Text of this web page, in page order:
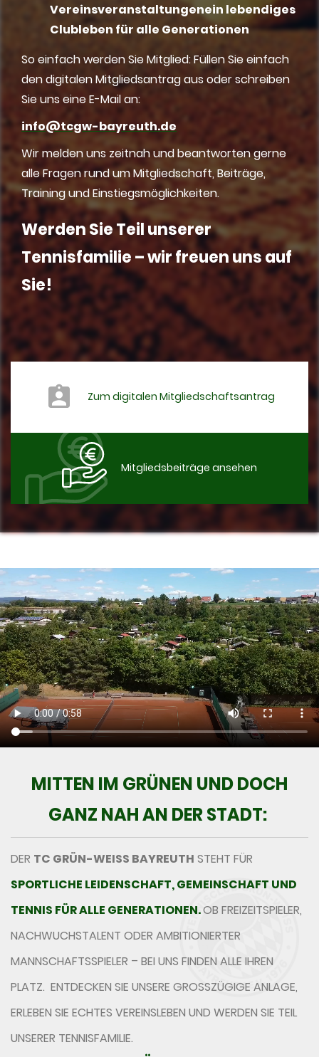
Vereinsveranstaltungenein lebendiges
Clubleben für alle Generationen
So einfach werden Sie Mitglied: Füllen Sie einfach
den digitalen Mitgliedsantrag aus oder schreiben
Sie uns eine E-Mail an:
info@tcgw-bayreuth.de
Wir melden uns zeitnah und beantworten gerne
alle Fragen rund um Mitgliedschaft, Beiträge,
Training und Einstiegsmöglichkeiten.
Werden Sie Teil unserer
Tennisfamilie – wir freuen uns auf
Sie!
Zum digitalen Mitgliedschaftsantrag
Mitgliedsbeiträge ansehen
MITTEN IM GRÜNEN UND DOCH
GANZ NAH AN DER STADT:
DER TC GRÜN-WEISS BAYREUTH
STEHT FÜR
SPORTLICHE LEIDENSCHAFT, GEMEINSCHAFT UND
TENNIS FÜR ALLE GENERATIONEN.OB FREIZEITSPIELER,
NACHWUCHSTALENT ODER AMBITIONIERTER
MANNSCHAFTSSPIELER – BEI UNS FINDEN ALLE IHREN
PLATZ. ENTDECKEN SIE UNSERE GROSSZÜGIGE ANLAGE, E
RLEBEN SIE ECHTES VEREINSLEBEN UND WERDEN SIE TEIL U
NSERER TENNISFAMILIE.